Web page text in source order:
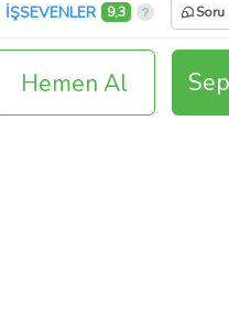
İŞSEVENLER 9,3 Soru
Hemen Al